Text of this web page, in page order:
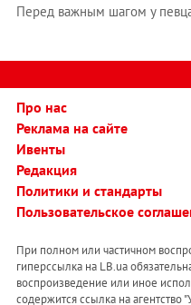
Перед важным шагом у
Про нас
Реклама на сайте
Ивенты
Редакция
Политики и стандарты
Пользовательское
При полном или частичном
гиперссылка на LB.ua
воспроизведение или иное
содержится ссылка на агентство